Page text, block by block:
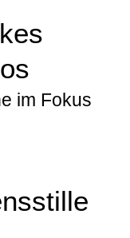
im Fokus